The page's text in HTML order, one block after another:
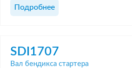
Подробнее
SDI1707
Вал бендикса стартера